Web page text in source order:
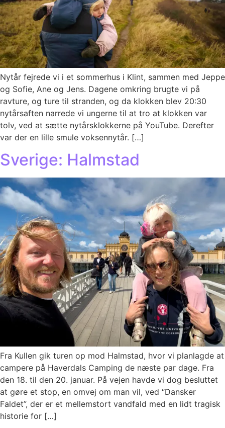
Nytår fejrede vi i et sommerhus i Klint, sammen med Jeppe
og Sofie, Ane og Jens. Dagene omkring brugte vi på
ravture, og ture til stranden, og da klokken blev 20:30
nytårsaften narrede vi ungerne til at tro at klokken var
tolv, ved at sætte nytårsklokkerne på YouTube. Derefter
var der en lille smule voksennytår. […]
Sverige: Halmstad
Fra Kullen gik turen op mod Halmstad, hvor vi planlagde at
campere på Haverdals Camping de næste par dage. Fra
den 18. til den 20. januar. På vejen havde vi dog besluttet
at gøre et stop, en omvej om man vil, ved “Dansker
Faldet”, der er et mellemstort vandfald med en lidt tragisk
historie for […]